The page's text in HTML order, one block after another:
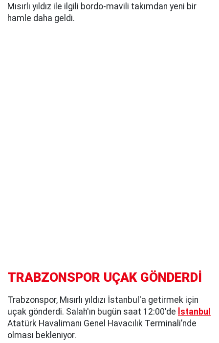
Mısırlı yıldız ile ilgili bordo-mavili takımdan yeni bir
hamle daha geldi.
TRABZONSPOR UÇAK GÖNDERDİ
Trabzonspor, Mısırlı yıldızı İstanbul'a getirmek için
uçak gönderdi. Salah'ın bugün saat 12:00'de İstanbul
Atatürk Havalimanı Genel Havacılık Terminali’nde
olması bekleniyor.